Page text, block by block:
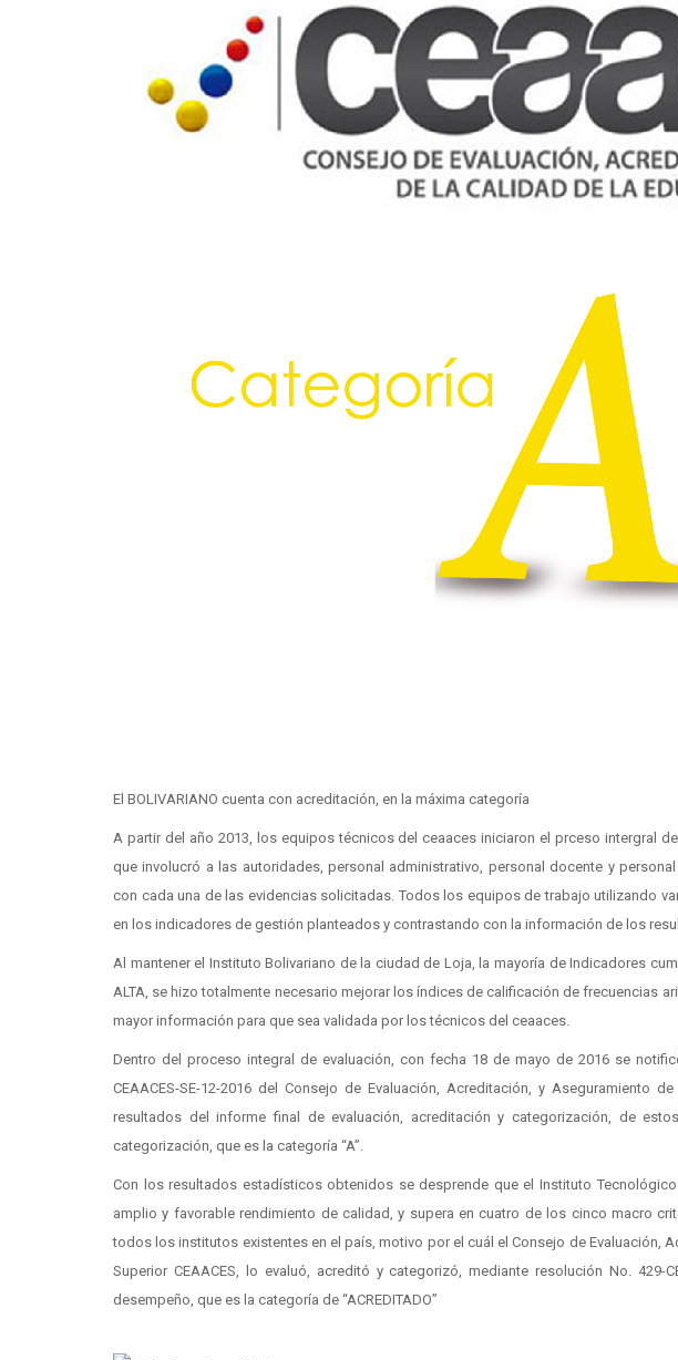
El BOLIVARIANO cuenta con acreditación, en la máxima categoría
A partir del año 2013, los equipos técnicos del ceaaces iniciaron el prceso intergral
que involucró a las autoridades, personal administrativo, personal docente y
con cada una de las evidencias solicitadas. Todos los equipos de trabajo utilizando
en los indicadores de gestión planteados y contrastando con la información de los
Al mantener el Instituto Bolivariano de la ciudad de Loja, la mayoría de Indicadores
ALTA, se hizo totalmente necesario mejorar los índices de calificación de frecuencias
mayor información para que sea validada por los técnicos del ceaaces.
Dentro del proceso integral de evaluación, con fecha 18 de mayo de 2016 se
CEAACES-SE-12-2016 del Consejo de Evaluación, Acreditación, y Aseguramiento
resultados del informe final de evaluación, acreditación y categorización, de
categorización, que es la categoría “A”.
Con los resultados estadísticos obtenidos se desprende que el Instituto
amplio y favorable rendimiento de calidad, y supera en cuatro de los cinco macro
todos los institutos existentes en el país, motivo por el cuál el Consejo de Evaluación,
Superior CEAACES, lo evaluó, acreditó y categorizó, mediante resolución No. 429-
desempeño, que es la categoría de “ACREDITADO”